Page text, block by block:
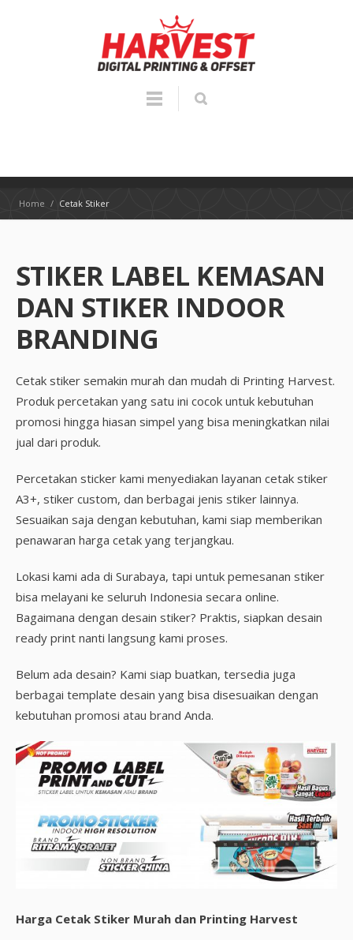
Home / Cetak Stiker
STIKER LABEL KEMASAN
DAN STIKER INDOOR
BRANDING
Cetak stiker semakin murah dan mudah di Printing Harvest.
Produk percetakan yang satu ini cocok untuk kebutuhan
promosi hingga hiasan simpel yang bisa meningkatkan nilai
jual dari produk.
Percetakan sticker kami menyediakan layanan cetak stiker
A3+, stiker custom, dan berbagai jenis stiker lainnya.
Sesuaikan saja dengan kebutuhan, kami siap memberikan
penawaran harga cetak yang terjangkau.
Lokasi kami ada di Surabaya, tapi untuk pemesanan stiker
bisa melayani ke seluruh Indonesia secara online.
Bagaimana dengan desain stiker? Praktis, siapkan desain
ready print nanti langsung kami proses.
Belum ada desain? Kami siap buatkan, tersedia juga
berbagai template desain yang bisa disesuaikan dengan
kebutuhan promosi atau brand Anda.
Harga Cetak Stiker Murah dan Printing Harvest